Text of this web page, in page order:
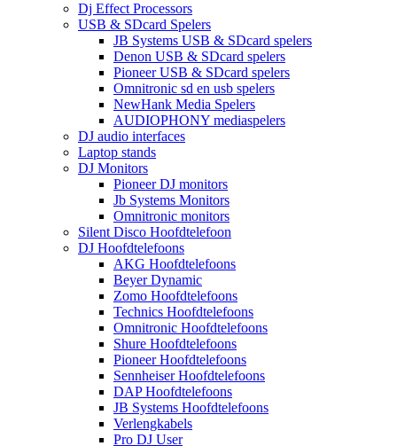
Dj Effect Processors
USB & SDcard Spelers
JB Systems USB & SDcard spelers
Denon USB & SDcard spelers
Pioneer USB & SDcard spelers
Omnitronic sd en usb spelers
NewHank Media Spelers
AUDIOPHONY mediaspelers
DJ audio interfaces
Laptop stands
DJ Monitors
Pioneer DJ monitors
Jb Systems Monitors
Omnitronic monitors
Silent Disco Hoofdtelefoon
DJ Hoofdtelefoons
AKG Hoofdtelefoons
Beyer Dynamic
Zomo Hoofdtelefoons
Technics Hoofdtelefoons
Omnitronic Hoofdtelefoons
Shure Hoofdtelefoons
Pioneer Hoofdtelefoons
Sennheiser Hoofdtelefoons
DAP Hoofdtelefoons
JB Systems Hoofdtelefoons
Verlengkabels
Pro DJ User